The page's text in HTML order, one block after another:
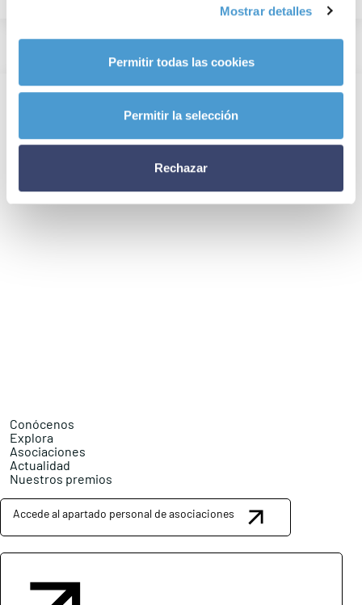
Mostrar detalles
Permitir todas las cookies
Permitir la selección
Rechazar
Conócenos
Explora
Asociaciones
Actualidad
Nuestros premios
Accede al apartado personal de asociaciones